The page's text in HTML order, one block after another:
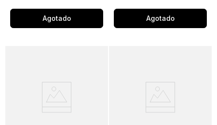
Agotado Agotado